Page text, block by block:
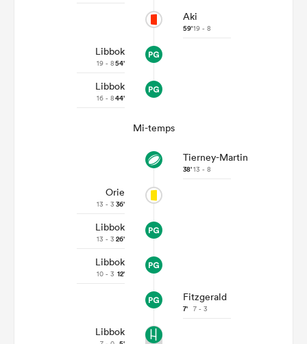
Aki
59'19 - 8
Libbok
19 - 854'
Libbok
16 - 844'
Mi-temps
Tierney-Martin
38'13 - 8
Orie
13 - 3 36'
Libbok
13 - 3 26'
Libbok
10 - 3 12'
Fitzgerald
7' 7 - 3
Libbok